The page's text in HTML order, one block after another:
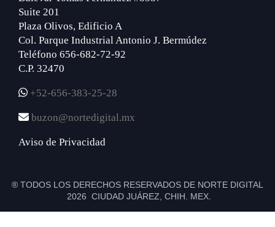
Suite 201
Plaza Olivos, Edificio A
Col. Parque Industrial Antonio J. Bermúdez
Teléfono 656-682-72-92
C.P. 32470
+52-656-383-25-28
buzon@nortedigital.mx
Aviso de Privacidad
® TODOS LOS DERECHOS RESERVADOS DE NORTE DIGITAL
2026 CIUDAD JUÁREZ, CHIH. MEX.